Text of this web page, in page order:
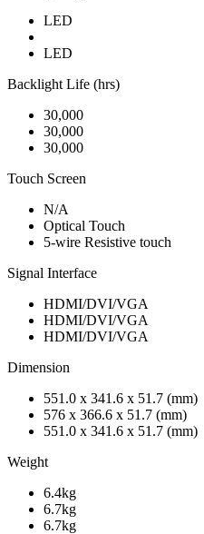
LED
LED
Backlight Life (hrs)
30,000
30,000
30,000
Touch Screen
N/A
Optical Touch
5-wire Resistive touch
Signal Interface
HDMI/DVI/VGA
HDMI/DVI/VGA
HDMI/DVI/VGA
Dimension
551.0 x 341.6 x 51.7 (mm)
576 x 366.6 x 51.7 (mm)
551.0 x 341.6 x 51.7 (mm)
Weight
6.4kg
6.7kg
6.7kg